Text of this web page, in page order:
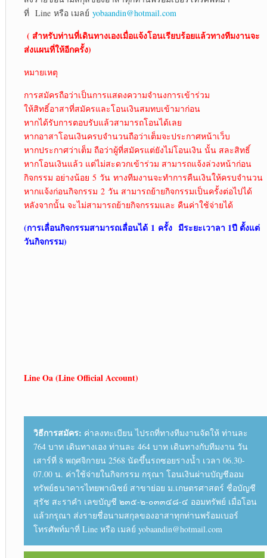
ที่ Line หรือ เมลย์ yobaandin@hotmail.com
( สำหรับท่านที่เดินทางเองเมื่อแจ้งโอนเรียบร้อยแล้วทางทีมงานจะ
ส่งแผนที่ให้อีกครั้ง)
หมายเหตุ
การสมัครถือว่าเป็นการแสดงความจำนงการเข้าร่วม
ให้สิทธิ์อาสาที่สมัครและโอนเงินสมทบเข้ามาก่อน
หากได้รับการตอบรับแล้วสามารถโอนได้เลย
หากอาสาโอนเงินครบจำนวนถือว่าเต็มจะประกาศหน้าเว็บ
หากประกาศว่าเต็ม ถือว่าผู้ที่สมัครแต่ยังไม่โอนเงิน นั้น สละสิทธิ์
หากโอนเงินแล้ว แต่ไม่สะดวกเข้าร่วม สามารถแจ้งล่วงหน้าก่อน
กิจกรรม อย่างน้อย 5 วัน ทางทีมงานจะทำการคืนเงินให้ครบจำนวน
หากแจ้งก่อนกิจกรรม 2 วัน สามารถย้ายกิจกรรมเป็นครั้งต่อไปได้
หลังจากนั้น จะไม่สามารถย้ายกิจกรรมและ คืนค่าใช้จ่ายได้
(การเลื่อนกิจกรรมสามารถเลื่อนได้1 ครั้ง มีระยะเวาลา 1ปี ตั้งแต่
วันกิจกรรม)
Line Oa (Line Official Account)
วิธีการสมัคร: ค่าลงทะเบียน ไปรถที่ทางทีมงานจัดให้ ท่านละ
764 บาท เดินทางเอง ท่านละ 464 บาท เดินทางกับทีมงาน วัน
เสาร์ที่ 8 พฤศจิกายน 2568 นัดขึ้นรถซอยรางน้ำ เวลา 06.30-
07.00 น. ค่าใช้จ่ายในกิจกรรม กรุณา โอนเงินผ่านบัญชีออม
ทรัพย์ธนาคารไทยพาณิชย์ สาขาย่อย ม.เกษตรศาสตร์ ชื่อบัญชี
สุรัช สะราคำ เลขบัญชี ๒๓๕-๒-๐๓๓๔๘-๔ ออมทรัพย์ เมื่อโอน
แล้วกรุณา ส่งรายชื่อนามสกุลของอาสาทุกท่านพร้อมเบอร์
โทรศัพท์มาที่ Line หรือ เมลย์ yobaandin@hotmail.com